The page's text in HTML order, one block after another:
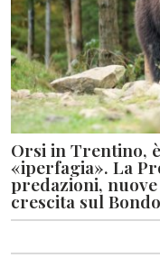
Orsi in Trentino,
«iperfagia». La
predazioni,
crescita sul